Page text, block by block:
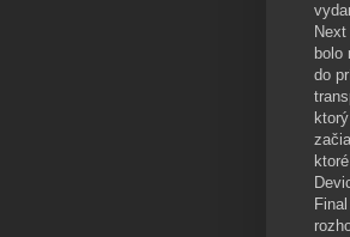
bolo
do